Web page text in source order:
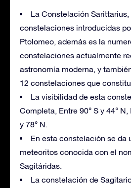
La Constelación
constelaciones introducidas
Ptolomeo, además es la
constelaciones actualmente
astronomía moderna, y
12 constelaciones que
La visibilidad de esta
Completa, Entre 90° S y 44°
y 78° N.
En esta constelación se da
meteoritos conocida con el
Sagitáridas.
La constelación de